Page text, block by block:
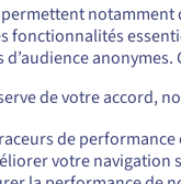
Software-Defined
commander, rendez-
us.ovhcloud.com/
notamment
fonctionnalités
d’audience
de votre accord,
de
votre navigation